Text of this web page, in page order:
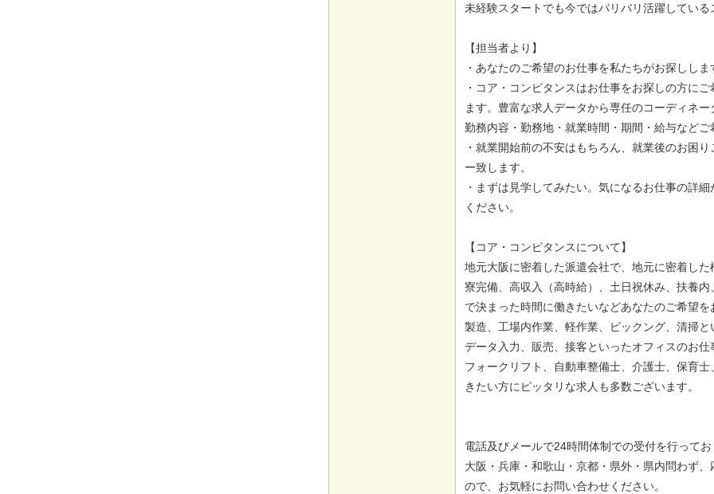
未経験スタートでも今ではバリバリ活躍してい
【担当者より】
・あなたのご希望のお仕事を私たちがお探ししま
・コア・コンピタンスはお仕事をお探しの方に
ます。豊富な求人データから専任のコーディネ
勤務内容・勤務地・就業時間・期間・給与など
・就業開始前の不安はもちろん、就業後のお困
ー致します。
・まずは見学してみたい。気になるお仕事の詳
ください。
【コア・コンピタンスについて】
地元大阪に密着した派遣会社で、地元に密着し
寮完備、高収入（高時給）、土日祝休み、扶養
で決まった時間に働きたいなどあなたのご希望
製造、工場内作業、軽作業、ピックング、清掃
データ入力、販売、接客といったオフィスのお
フォークリフト、自動車整備士、介護士、保育
きたい方にピッタリな求人も多数ございます。
電話及びメールで24時間体制での受付を行って
大阪・兵庫・和歌山・京都・県外・県内問わず
ので、お気軽にお問い合わせください。